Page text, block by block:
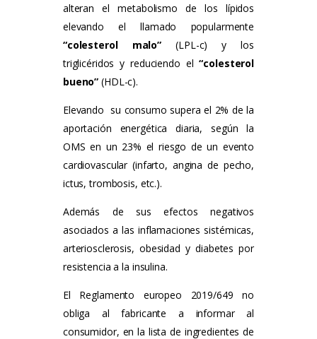
alteran el metabolismo de los lípidos
elevando el llamado popularmente
“colesterol malo” (LPL-c) y los
triglicéridos y reduciendo el“colesterol
bueno” (HDL-c).
Elevando su consumo supera el 2% de la
aportación energética diaria, según la
OMS en un 23% el riesgo de un evento
cardiovascular (infarto, angina de pecho,
ictus, trombosis, etc.).
Además de sus efectos negativos
asociados a las inflamaciones sistémicas,
arteriosclerosis, obesidad y diabetes por
resistencia a la insulina.
El Reglamento europeo 2019/649 no
obliga al fabricante a informar al
consumidor, en la lista de ingredientes de